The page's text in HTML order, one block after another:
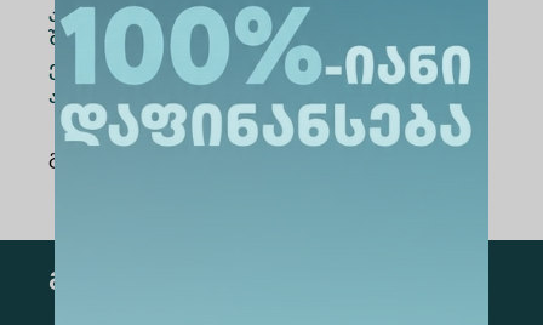
კვლევების მიმართულებით.
შესაბამისად,გათვალისწინებულია
ერთობლივ პროექტებში უნივერსიტეტის
აკადემიური პერსონალის ჩართულობაც.
გაზიარება
გამოწერა